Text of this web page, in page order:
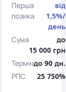
Перша
позика
від
1,5%/
день
Сума
до
15 000 грн
Терміндо 90 дн.
РПС
25 750%